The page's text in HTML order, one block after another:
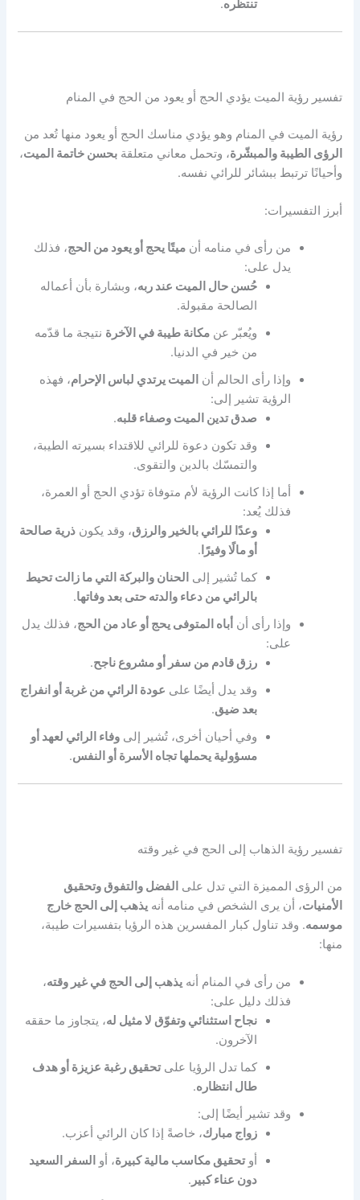
تنتظره.
تفسير رؤية الميت يؤدي الحج أو يعود من الحج في المنام
رؤية الميت في المنام وهو يؤدي مناسك الحج أو يعود منها تُعد من
الرؤى الطيبة والمبشّرة، وتحمل معاني متعلقةبحسن خاتمة الميت،
وأحيانًا ترتبط ببشائر للرائي نفسه.
أبرز التفسيرات:
من رأى في منامه أنميتًا يحج أو يعود من الحج، فذلك
يدل على:
حُسن حال الميت عند ربه، وبشارة بأن أعماله
الصالحة مقبولة.
ويُعبّر عنمكانة طيبة في الآخرة نتيجة ما قدّمه
من خير في الدنيا.
وإذا رأى الحالم أن الميت يرتدي لباس الإحرام، فهذه
الرؤية تشير إلى:
صدق تدين الميت وصفاء قلبه.
وقد تكون دعوة للرائي للاقتداء بسيرته الطيبة،
والتمسّك بالدين والتقوى.
أما إذا كانت الرؤية لأم متوفاة تؤدي الحج أو العمرة،
فذلك يُعد:
وعدًا للرائي بالخير والرزق، وقد يكونذرية صالحة
أو مالًا وفيرًا .
كما تُشير إلى الحنان والبركة التي ما زالت تحيط
بالرائي من دعاء والدته حتى بعد وفاتها.
وإذا رأى أن أباه المتوفى يحج أو عاد من الحج، فذلك يدل
على:
رزق قادم من سفر أو مشروع ناجح.
وقد يدل أيضًا على عودة الرائي من غربة أو انفراج
بعد ضيق.
وفي أحيان أخرى، تُشير إلىوفاء الرائي لعهد أو
مسؤولية يحملها تجاه الأسرة أو النفس.
تفسير رؤية الذهاب إلى الحج في غير وقته
من الرؤى المميزة التي تدل على الفضل والتفوق وتحقيق
الأمنيات، أن يرى الشخص في منامه أنهيذهب إلى الحج خارج
موسمه. وقد تناول كبار المفسرين هذه الرؤيا بتفسيرات طيبة،
منها:
من رأى في المنام أنهيذهب إلى الحج في غير وقته،
فذلك دليل على:
نجاح استثنائي وتفوّق لا مثيل له، يتجاوز ما حققه
الآخرون.
كما تدل الرؤيا علىتحقيق رغبة عزيزة أو هدف
طال انتظاره.
وقد تشير أيضًا إلى:
زواج مبارك، خاصةً إذا كان الرائي أعزب.
أوتحقيق مكاسب مالية كبيرة، أو السفر السعيد
دون عناء كبير .